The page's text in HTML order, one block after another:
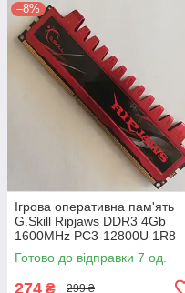
–8%
Ігрова оперативна пам'ять
G.Skill Ripjaws DDR3 4Gb
1600MHz PC3-12800U 1R8
CL9 (F3-12800CL9D-8GBRL)
Б/В
Готово до відправки 7 од.
274 ₴ 299 ₴